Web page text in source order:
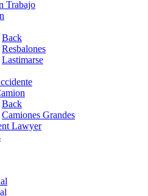
Trabajo
Back
Resbalones
Lastimarse
Back
Camiones Grandes
Lawyer